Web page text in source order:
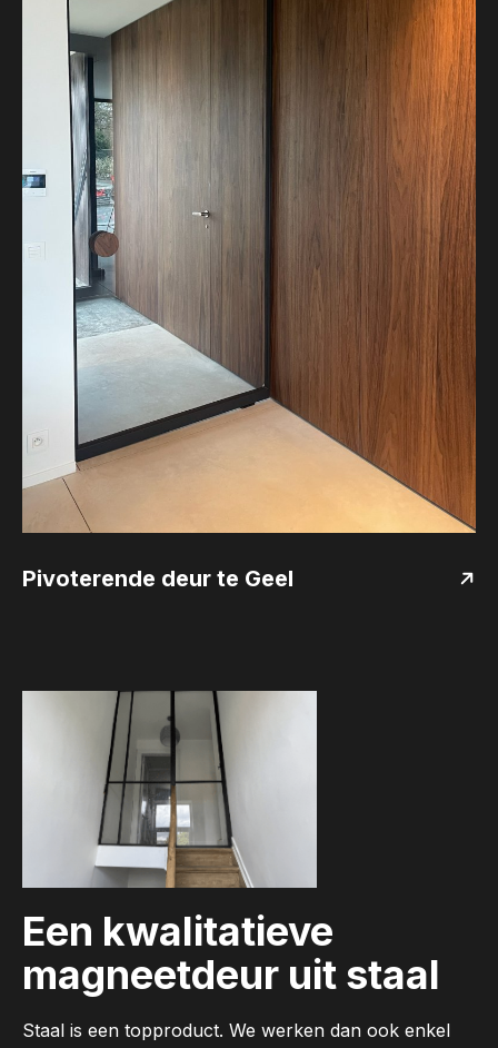
Pivoterende deur te Geel
Een kwalitatieve
magneetdeur uit staal
Staal is een topproduct. We werken dan ook enkel